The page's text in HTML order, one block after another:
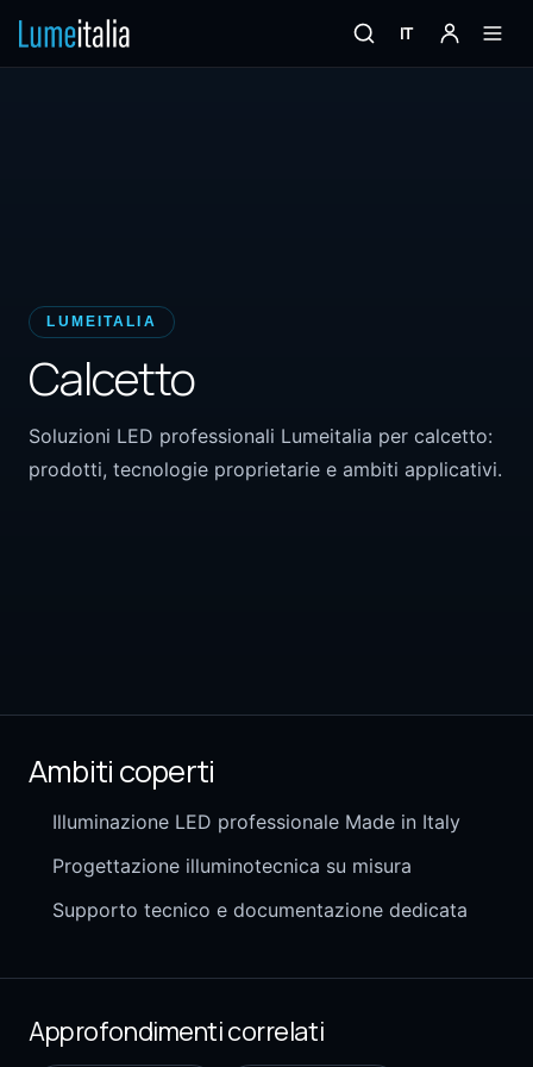
IT
LUMEITALIA
Calcetto
Soluzioni LED professionali Lumeitalia per calcetto:
prodotti, tecnologie proprietarie e ambiti applicativi.
Ambiti coperti
Illuminazione LED professionale Made in Italy
Progettazione illuminotecnica su misura
Supporto tecnico e documentazione dedicata
Approfondimenti correlati